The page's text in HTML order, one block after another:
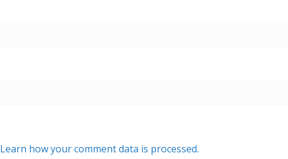
Learn how your comment data is processed.